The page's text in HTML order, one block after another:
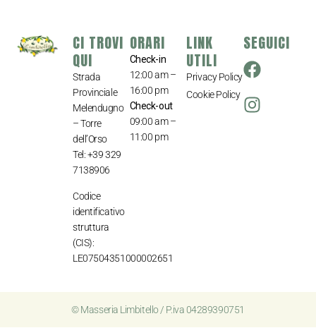
CI TROVI
QUI
Strada
Provinciale
Melendugno
– Torre
dell’Orso
Tel:+39 329
7138906
Codice
identificativo
struttura
(CIS):
LE07504351000002651
ORARI
Check-in
12:00 am –
16:00 pm
Check-out
09:00 am –
11:00 pm
LINK
UTILI
Privacy Policy
Cookie Policy
SEGUICI
© Masseria Limbitello / P.iva 04289390751